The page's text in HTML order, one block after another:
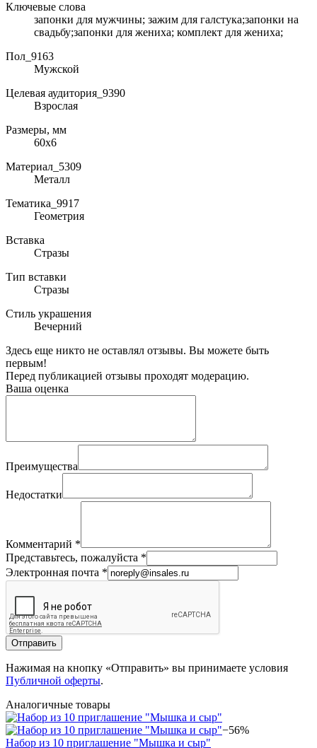
Ключевые слова
запонки для мужчины; зажим для галстука;запонки на
свадьбу;запонки для жениха; комплект для жениха;
Пол_9163
Мужской
Целевая аудитория_9390
Взрослая
Размеры, мм
60х6
Материал_5309
Металл
Тематика_9917
Геометрия
Вставка
Стразы
Тип вставки
Стразы
Стиль украшения
Вечерний
Здесь еще никто не оставлял отзывы. Вы можете быть
первым!
Перед публикацией отзывы проходят модерацию.
Ваша оценка
Преимущества
Недостатки
Комментарий *
Представьтесь, пожалуйста *
Электронная почта *
Отправить
Нажимая на кнопку «Отправить» вы принимаете условия
Публичной оферты.
Аналогичные товары
−56%
Набор из 10 приглашение "Мышка и сыр"